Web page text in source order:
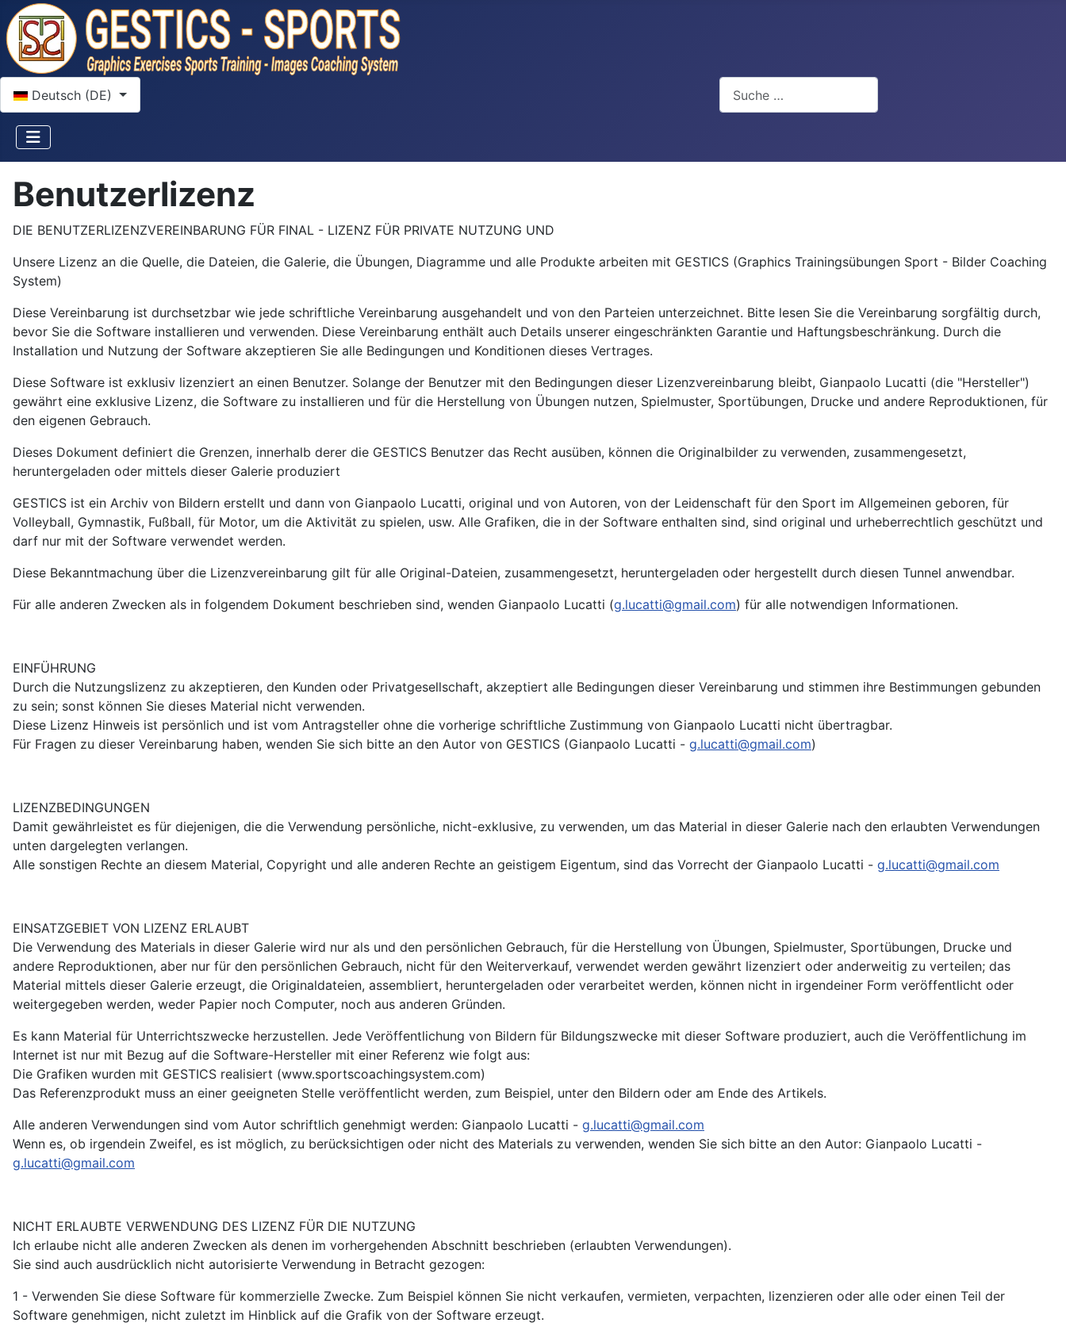
Sprache auswählen
Deutsch (DE)
Benutzerlizenz
DIE BENUTZERLIZENZVEREINBARUNG FÜR FINAL - LIZENZ FÜR PRIVATE NUTZUNG UND
Unsere Lizenz an die Quelle, die Dateien, die Galerie, die Übungen, Diagramme und alle Produkte arbeiten mit GESTICS (Graphics Trainingsübungen Sport - Bilder Coaching
System)
Diese Vereinbarung ist durchsetzbar wie jede schriftliche Vereinbarung ausgehandelt und von den Parteien unterzeichnet. Bitte lesen Sie die Vereinbarung sorgfältig durch,
bevor Sie die Software installieren und verwenden. Diese Vereinbarung enthält auch Details unserer eingeschränkten Garantie und Haftungsbeschränkung. Durch die
Installation und Nutzung der Software akzeptieren Sie alle Bedingungen und Konditionen dieses Vertrages.
Diese Software ist exklusiv lizenziert an einen Benutzer. Solange der Benutzer mit den Bedingungen dieser Lizenzvereinbarung bleibt, Gianpaolo Lucatti (die "Hersteller")
gewährt eine exklusive Lizenz, die Software zu installieren und für die Herstellung von Übungen nutzen, Spielmuster, Sportübungen, Drucke und andere Reproduktionen, für
den eigenen Gebrauch.
Dieses Dokument definiert die Grenzen, innerhalb derer die GESTICS Benutzer das Recht ausüben, können die Originalbilder zu verwenden, zusammengesetzt,
heruntergeladen oder mittels dieser Galerie produziert
GESTICS ist ein Archiv von Bildern erstellt und dann von Gianpaolo Lucatti, original und von Autoren, von der Leidenschaft für den Sport im Allgemeinen geboren, für
Volleyball, Gymnastik, Fußball, für Motor, um die Aktivität zu spielen, usw. Alle Grafiken, die in der Software enthalten sind, sind original und urheberrechtlich geschützt und
darf nur mit der Software verwendet werden.
Diese Bekanntmachung über die Lizenzvereinbarung gilt für alle Original-Dateien, zusammengesetzt, heruntergeladen oder hergestellt durch diesen Tunnel anwendbar.
Für alle anderen Zwecken als in folgendem Dokument beschrieben sind, wenden Gianpaolo Lucatti (g.lucatti@gmail.com) für alle notwendigen Informationen.
EINFÜHRUNG
Durch die Nutzungslizenz zu akzeptieren, den Kunden oder Privatgesellschaft, akzeptiert alle Bedingungen dieser Vereinbarung und stimmen ihre Bestimmungen gebunden
zu sein; sonst können Sie dieses Material nicht verwenden.
Diese Lizenz Hinweis ist persönlich und ist vom Antragsteller ohne die vorherige schriftliche Zustimmung von Gianpaolo Lucatti nicht übertragbar.
Für Fragen zu dieser Vereinbarung haben, wenden Sie sich bitte an den Autor von GESTICS (Gianpaolo Lucatti - g.lucatti@gmail.com)
LIZENZBEDINGUNGEN
Damit gewährleistet es für diejenigen, die die Verwendung persönliche, nicht-exklusive, zu verwenden, um das Material in dieser Galerie nach den erlaubten Verwendungen
unten dargelegten verlangen.
Alle sonstigen Rechte an diesem Material, Copyright und alle anderen Rechte an geistigem Eigentum, sind das Vorrecht der Gianpaolo Lucatti - g.lucatti@gmail.com
EINSATZGEBIET VON LIZENZ ERLAUBT
Die Verwendung des Materials in dieser Galerie wird nur als und den persönlichen Gebrauch, für die Herstellung von Übungen, Spielmuster, Sportübungen, Drucke und
andere Reproduktionen, aber nur für den persönlichen Gebrauch, nicht für den Weiterverkauf, verwendet werden gewährt lizenziert oder anderweitig zu verteilen; das
Material mittels dieser Galerie erzeugt, die Originaldateien, assembliert, heruntergeladen oder verarbeitet werden, können nicht in irgendeiner Form veröffentlicht oder
weitergegeben werden, weder Papier noch Computer, noch aus anderen Gründen.
Es kann Material für Unterrichtszwecke herzustellen. Jede Veröffentlichung von Bildern für Bildungszwecke mit dieser Software produziert, auch die Veröffentlichung im
Internet ist nur mit Bezug auf die Software-Hersteller mit einer Referenz wie folgt aus:
Die Grafiken wurden mit GESTICS realisiert (www.sportscoachingsystem.com)
Das Referenzprodukt muss an einer geeigneten Stelle veröffentlicht werden, zum Beispiel, unter den Bildern oder am Ende des Artikels.
Alle anderen Verwendungen sind vom Autor schriftlich genehmigt werden: Gianpaolo Lucatti - g.lucatti@gmail.com
Wenn es, ob irgendein Zweifel, es ist möglich, zu berücksichtigen oder nicht des Materials zu verwenden, wenden Sie sich bitte an den Autor: Gianpaolo Lucatti -
g.lucatti@gmail.com
NICHT ERLAUBTE VERWENDUNG DES LIZENZ FÜR DIE NUTZUNG
Ich erlaube nicht alle anderen Zwecken als denen im vorhergehenden Abschnitt beschrieben (erlaubten Verwendungen).
Sie sind auch ausdrücklich nicht autorisierte Verwendung in Betracht gezogen:
1 - Verwenden Sie diese Software für kommerzielle Zwecke. Zum Beispiel können Sie nicht verkaufen, vermieten, verpachten, lizenzieren oder alle oder einen Teil der
Software genehmigen, nicht zuletzt im Hinblick auf die Grafik von der Software erzeugt.